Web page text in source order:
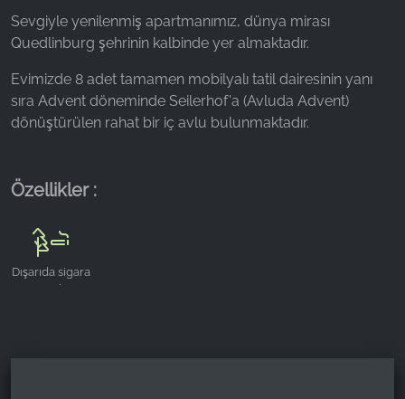
Sevgiyle yenilenmiş apartmanımız, dünya mirası
Quedlinburg şehrinin kalbinde yer almaktadır.
Evimizde 8 adet tamamen mobilyalı tatil dairesinin yanı
sıra Advent döneminde Seilerhof'a (Avluda Advent)
dönüştürülen rahat bir iç avlu bulunmaktadır.
Özellikler :
Dışarıda sigara
içme alanı
Name:
_fbp, fr, _fbq, fbq
Provider:
Facebook Ireland Ltd.
Cookie duration:
İSTATISTIKLER